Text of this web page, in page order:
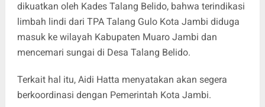
dikuatkan oleh Kades Talang Belido, bahwa terindikasi
limbah lindi dari TPA Talang Gulo Kota Jambi diduga
masuk ke wilayah Kabupaten Muaro Jambi dan
mencemari sungai di Desa Talang Belido.
Terkait hal itu, Aidi Hatta menyatakan akan segera
berkoordinasi dengan Pemerintah Kota Jambi.